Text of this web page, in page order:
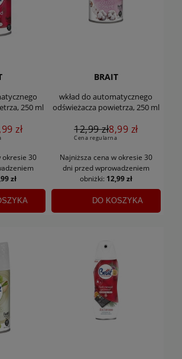
250 ml
zł
okresie 30
zł
BRAIT
wkład do automatycznego
odświeżacza powietrza, 250 ml
12,99 zł
Cena regularna
8,99 zł
Najniższa cena w okresie 30
dni przed wprowadzeniem
obniżki: 12,99 zł
DO KOSZYKA